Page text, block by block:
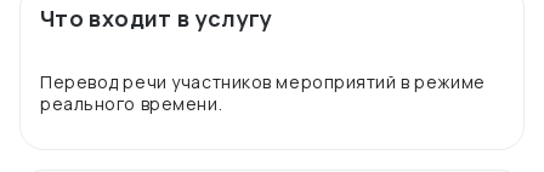
Что входит в услугу
Перевод речи участников мероприятий в режиме